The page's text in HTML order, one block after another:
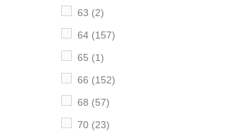
63 (2)
64 (157)
65 (1)
66 (152)
68 (57)
70 (23)